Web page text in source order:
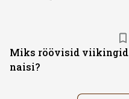
Miks röövisid viikingid
naisi?